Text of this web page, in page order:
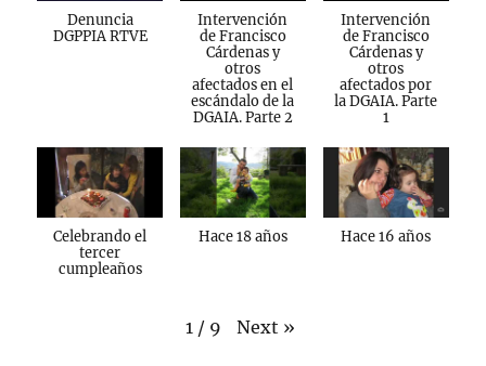
Denuncia
DGPPIA RTVE
Intervención
de Francisco
Cárdenas y
otros
afectados en el
escándalo de la
DGAIA. Parte 2
Intervención
de Francisco
Cárdenas y
otros
afectados por
la DGAIA. Parte
1
Celebrando el
tercer
cumpleaños
Hace 18 años Hace 16 años
1 / 9 Next »